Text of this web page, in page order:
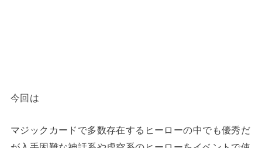
今回は
マジックカードで多数存在するヒーローの中でも優秀だ